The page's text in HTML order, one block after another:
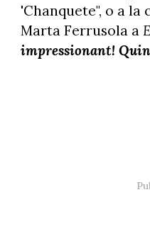
'Chanquete", o a la
Marta Ferrusola a
impressionant!